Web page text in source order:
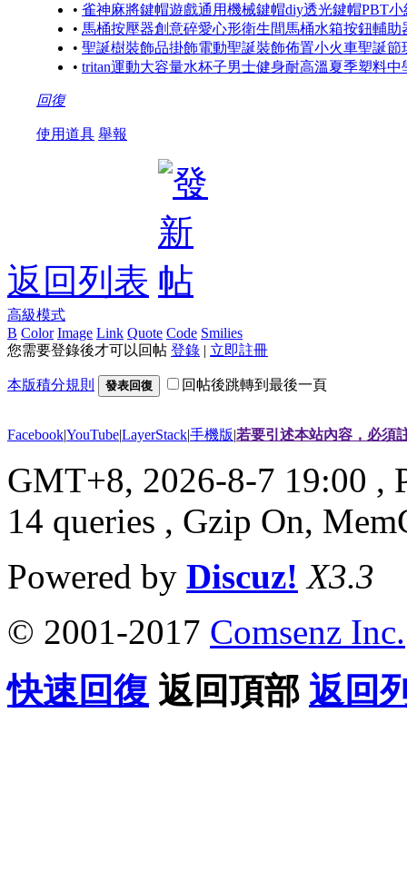
• 雀神麻將鍵帽遊戲通用機械鍵帽diy透光鍵帽PBT小
• 馬桶按壓器創意碎愛心形衛生間馬桶水箱按鈕輔助
• 聖誕樹裝飾品掛飾電動聖誕裝飾佈置小火車聖誕節
• tritan運動大容量水杯子男士健身耐高溫夏季塑料中
回復
使用道具 舉報
返回列表
高級模式
B Color Image Link Quote Code Smilies
您需要登錄後才可以回帖 登錄 | 立即註冊
本版積分規則 發表回復 回帖後跳轉到最後一頁
Facebook|YouTube|LayerStack|手機版|若要引述本站內容，必須
GMT+8, 2026-8-7 19:00 ,
14 queries , Gzip On,
Powered by Discuz! X3.3
© 2001-2017 Comsenz Inc.
快速回復 返回頂部 返回